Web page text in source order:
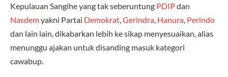
Kepulauan Sangihe yang tak seberuntung PDIPdan
Nasdemyakni Partai Demokrat Gerindra Hanura Perindo
dan lain lain, dikabarkan lebih ke sikap menyesuaikan, alias
menunggu ajakan untuk disanding masuk kategori
cawabup.